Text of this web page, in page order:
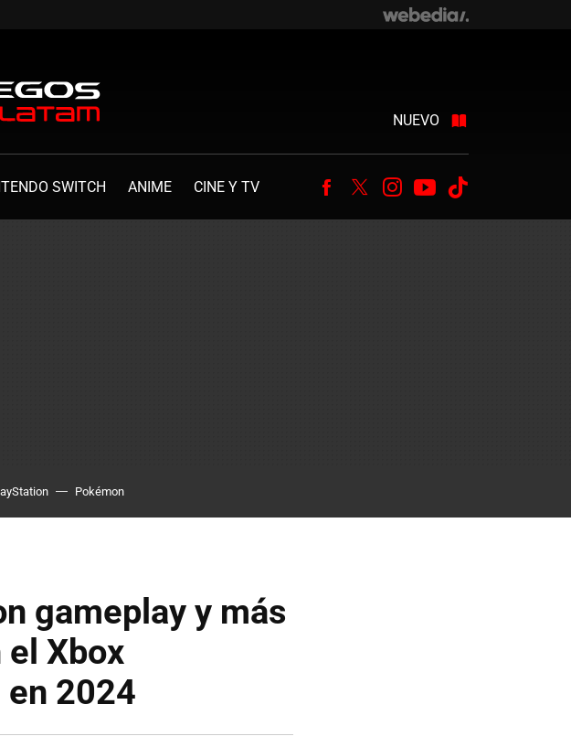
NUEVO
SWITCH ANIME CINE Y TV Facebook
TwitterInstagram
Youtube
Pokémon
gameplay y más
Xbox
2024